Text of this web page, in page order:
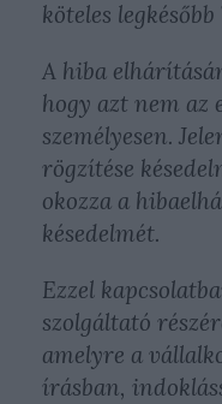
köteles
A hiba
hogy azt nem az
személyesen.
rögzítése
okozza a
késedelmét.
Ezzel
szolgáltató
amelyre a
írásban,